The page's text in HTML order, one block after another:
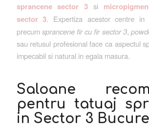
sprancene sector 3 si
sector 3. Expertiza acestor centre in
precumsprancene fir cu fir sector 3,
sau retusul profesional face ca aspectul
impecabil si natural in egala masura.
Saloane
pentru tatuaj
in Sector 3